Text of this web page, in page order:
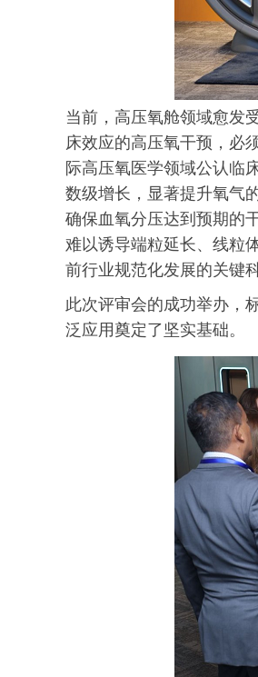
当前，高压氧舱领域愈发
床效应的高压氧干预，必
际高压氧医学领域公认临
数级增长，显著提升氧气
确保血氧分压达到预期的
难以诱导端粒延长、线粒
前行业规范化发展的关键
此次评审会的成功举办，
泛应用奠定了坚实基础。